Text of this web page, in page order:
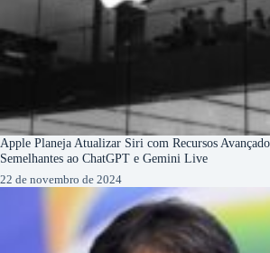
Apple Planeja Atualizar Siri com Recursos
Semelhantes ao ChatGPT e Gemini Live
22 de novembro de 2024